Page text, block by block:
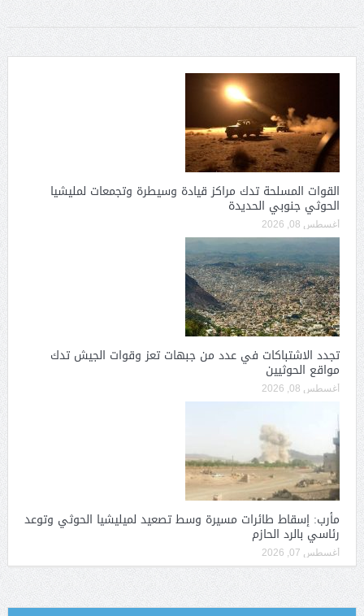
القوات المسلحة تدك مراكز قيادة وسيطرة وتجمعات لمليشيا
الحوثي جنوبي الحديدة
أغسطس 08, 2026
تجدد الاشتباكات في عدد من جبهات تعز وقوات الجيش تدك
مواقع الحوثيين
أغسطس 08, 2026
مأرب: إسقاط طائرات مسيرة وسط تصعيد لميليشيا الحوثي وتوعد
رئاسي بالرد الحازم
أغسطس 07, 2026